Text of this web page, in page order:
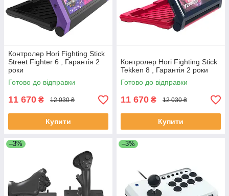
Контролер Hori Fighting Stick
Street Fighter 6 , Гарантія 2
роки
Готово до відправки
11 670 ₴ 12 030 ₴
Купити
Контролер Hori Fighting Stick
Tekken 8 , Гарантія 2 роки
Готово до відправки
11 670 ₴ 12 030 ₴
Купити
–3% –3%